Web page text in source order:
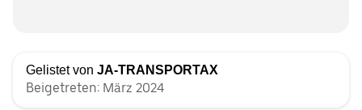
Gelistet von JA-TRANSPORTAX
Beigetreten: März 2024